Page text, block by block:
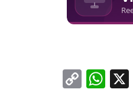
C
W